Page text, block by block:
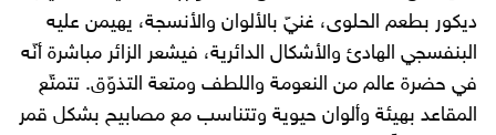
ديكور بطعم الحلوى، غنيّ بالألوان والأنسجة، يهيمن عليه
البنفسجي الهادئ والأشكال الدائرية، فيشعر الزائر مباشرة أنّه
في حضرة عالم من النعومة واللطف ومتعة التذوّق. تتمتّع
المقاعد بهيئة وألوان حيوية وتتناسب مع مصابيح بشكل قمر